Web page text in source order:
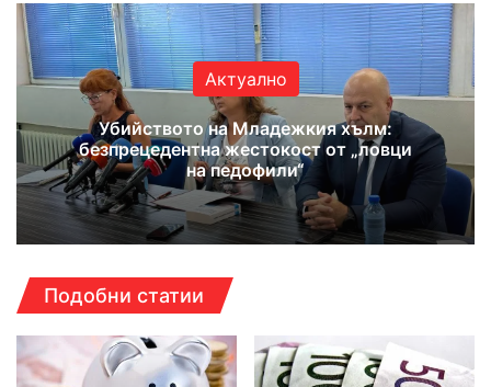
Актуално
Убийството на Младежкия хълм:
безпрецедентна жестокост от „ловци
на педофили“
Подобни статии